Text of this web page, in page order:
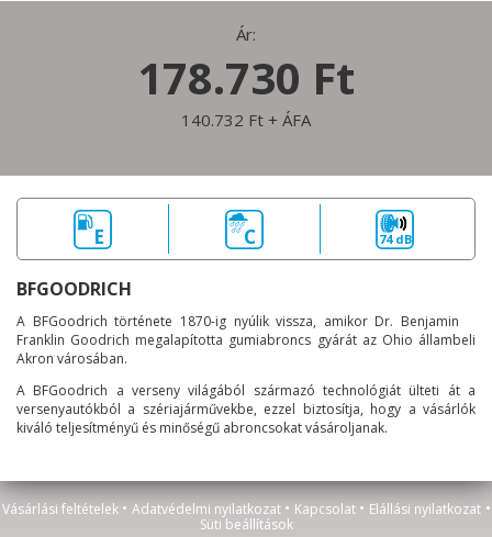
Ár:
178.730 Ft
140.732 Ft + ÁFA
E C 74 dB
BFGOODRICH
A BFGoodrich története 1870-ig nyúlik vissza, amikor Dr. Benjamin
Franklin Goodrich megalapította gumiabroncs gyárát az Ohio állambeli
Akron városában.
A BFGoodrich a verseny világából származó technológiát ülteti át a
versenyautókból a szériajárművekbe, ezzel biztosítja, hogy a vásárlók
kiváló teljesítményű és minőségű abroncsokat vásároljanak.
Vásárlási feltételek • Adatvédelmi nyilatkozat • Kapcsolat • Elállási nyilatkozat •
Süti beállítások